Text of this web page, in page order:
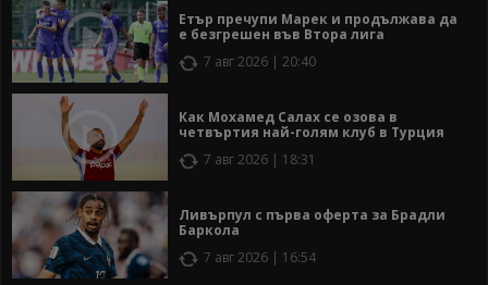
Етър пречупи Марек и продължава да
е безгрешен във Втора лига
7 авг 2026 | 20:40
Как Мохамед Салах се озова в
четвъртия най-голям клуб в Турция
7 авг 2026 | 18:31
Ливърпул с първа оферта за Брадли
Баркола
7 авг 2026 | 16:54